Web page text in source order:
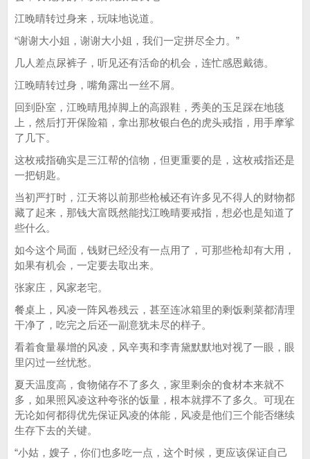
江晚晴转过身来，玩味地说道。
“谢谢大小姐，谢谢大小姐，我们一定拼尽全力。”
几人差点尿裤子，听见还有活命的机会，连忙感恩戴德。
江晚晴转过身，嘴角露出一丝不屑。
回到卧室，江晚晴甩掉脚上的高跟鞋，秀美的玉足踩在地毯
上，然后打开保险箱，拿出那枚银白色的虎头戒指，用手摩挲
了几下。
这枚戒指确实是三江帮的信物，但更重要的是，这枚戒指还是
一把钥匙。
当初严打时，江天将以前那些枪械还有许多见不得人的财物都
藏了起来，那钱大富既然能找江晚晴要戒指，想必也是知道了
些什么。
如今这个局面，钱财已经没有一点用了，可那些枪却有大用，
如果有机会，一定要去取出来。
张家庄，风家老宅。
餐桌上，风凌一阵风卷残云，甚至连冰箱里的剩饭剩菜都清理
干净了，吃完之后还一副意犹未尽的样子。
看着食量暴增的风凌，风辛夷和李青黛默默地对视了一眼，眼
里闪过一丝忧愁。
夏天温度高，食物储存不了多久，家里剩余的食材本来就不
多，如果照风凌这种夸张的饭量，根本就撑不了多久。可现在
无论如何都得优先保证风凌的体能，风凌是他们三个能否继续
生存下去的关键。
“小姑，嫂子，你们也多吃一点，这个时候，更应该保证自己